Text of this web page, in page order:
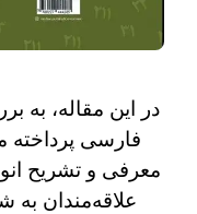
در این مقاله،
فارسی
معرفی و تشریح
علاقه‌مندان به